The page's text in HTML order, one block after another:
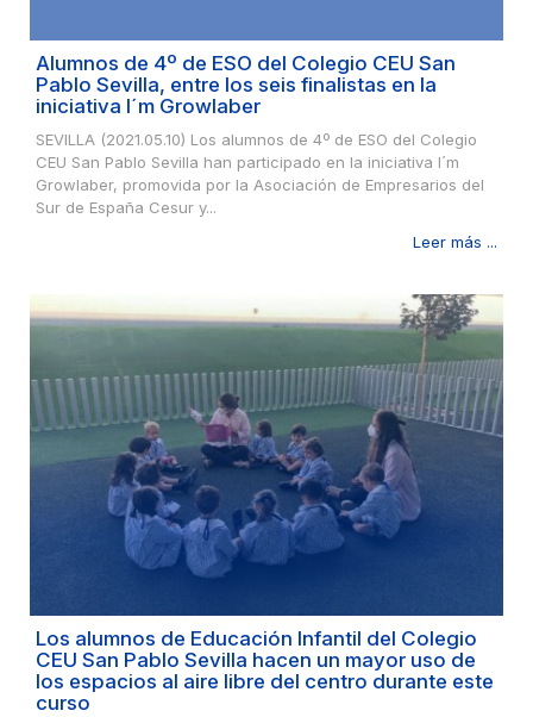
Alumnos de 4º de ESO del Colegio CEU San
Pablo Sevilla, entre los seis finalistas en la
iniciativa I´m Growlaber
SEVILLA (2021.05.10) Los alumnos de 4º de ESO del Colegio
CEU San Pablo Sevilla han participado en la iniciativa I´m
Growlaber, promovida por la Asociación de Empresarios del
Sur de España Cesur y...
Leer más ...
Los alumnos de Educación Infantil del Colegio
CEU San Pablo Sevilla hacen un mayor uso de
los espacios al aire libre del centro durante este
curso